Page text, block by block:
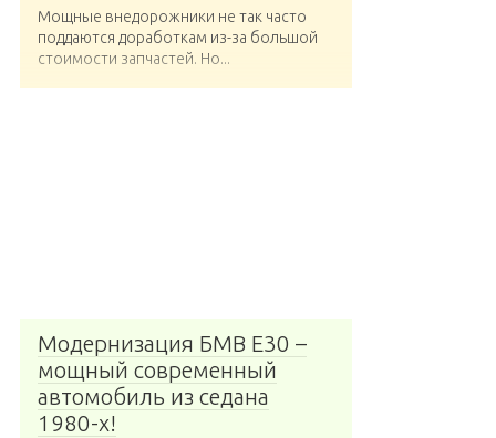
Мощные внедорожники не так часто
поддаются доработкам из-за большой
стоимости запчастей. Но...
Модернизация БМВ Е30 –
мощный современный
автомобиль из седана
1980-х!